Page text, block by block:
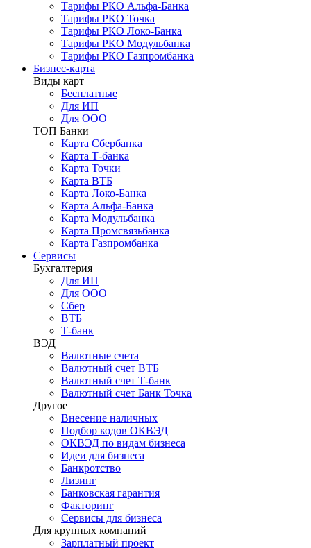
Тарифы РКО Альфа-Банка
Тарифы РКО Точка
Тарифы РКО Локо-Банка
Тарифы РКО Модульбанка
Тарифы РКО Газпромбанка
Бизнес-карта
Виды карт
Бесплатные
Для ИП
Для ООО
ТОП Банки
Карта Сбербанка
Карта Т-банка
Карта Точки
Карта ВТБ
Карта Локо-Банка
Карта Альфа-Банка
Карта Модульбанка
Карта Промсвязьбанка
Карта Газпромбанка
Сервисы
Бухгалтерия
Для ИП
Для ООО
Сбер
ВТБ
Т-банк
ВЭД
Валютные счета
Валютный счет ВТБ
Валютный счет Т-банк
Валютный счет Банк Точка
Другое
Внесение наличных
Подбор кодов ОКВЭД
ОКВЭД по видам бизнеса
Идеи для бизнеса
Банкротство
Лизинг
Банковская гарантия
Факторинг
Сервисы для бизнеса
Для крупных компаний
Зарплатный проект